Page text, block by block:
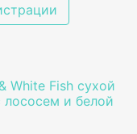
White Fish сухой
и белой